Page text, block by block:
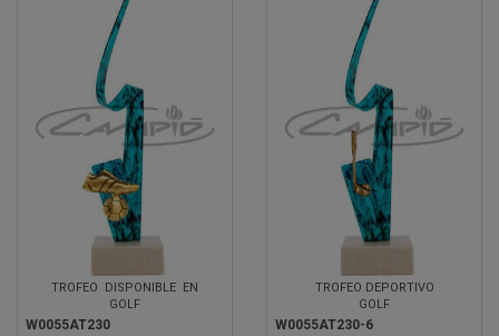
TROFEO DISPONIBLE EN
GOLF
W0055AT230
TROFEO DEPORTIVO
GOLF
W0055AT230-6